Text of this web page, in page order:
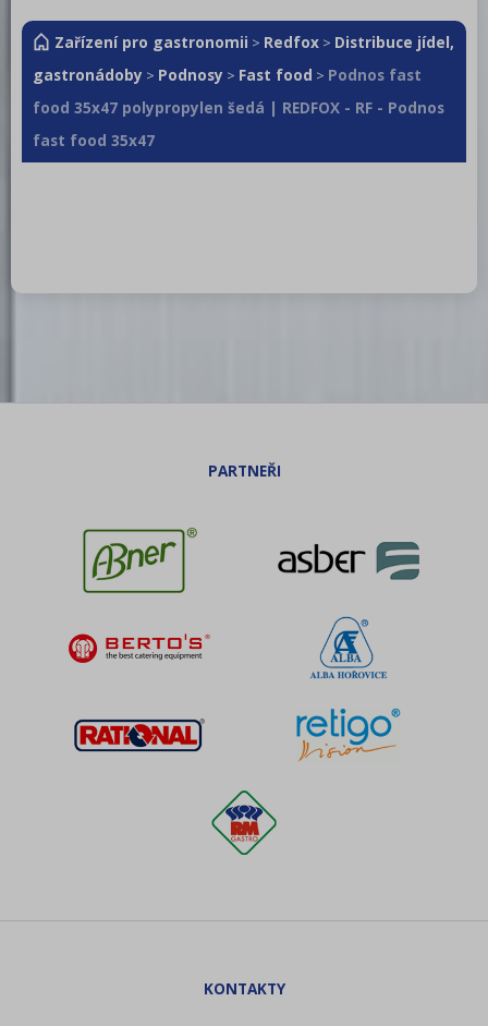
Zařízení pro gastronomii > Redfox > Distribuce jídel,
gastronádoby > Podnosy > Fast food > Podnos fast
food 35x47 polypropylen šedá | REDFOX - RF - Podnos
fast food 35x47